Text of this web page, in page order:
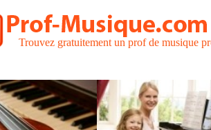
Trouvez gratuitement un prof de musique